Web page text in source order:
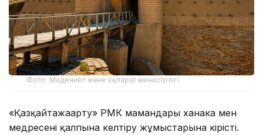
Фото: Мәдениет және ақпарат министрлігі
«Қазқайтажаңарту» РМК мамандары ханака мен
медресені қалпына келтіру жұмыстарына кірісті.